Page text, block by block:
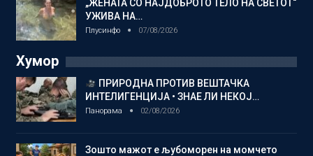
„ЖЕНАТА СО НАЈДОБРОТО ТЕЛО НА СВЕТОТ“
УЖИВА НА…
Плусинфо 07/08/2026
Хумор
ПРИРОДНА ПРОТИВ ВЕШТАЧКА
ИНТЕЛИГЕНЦИЈА • ЗНАЕ ЛИ НЕКОЈ…
Панорама 02/08/2026
Зошто мажот е љубоморен на момчето